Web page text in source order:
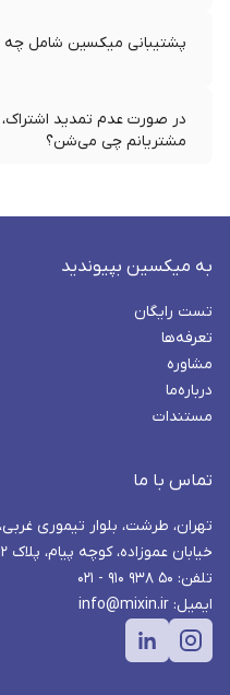
پشتیبانی میکسین شامل
در صورت عدم تمدید
مشتریانم چی می‌شن؟
به میکسین بپیوندید
تست رایگان
تعرفه‌ها
مشاوره
درباره‌ما
مستندات
تماس با ما
تهران، طرشت، بلوار تیموری
خیابان عموزاده، کوچه پیام، پلاک ۱۲، واحد ۳
تلفن: ۵۰ ۹۳۸ ۹۱۰ - ۰۲۱
ایمیل: info@mixin.ir